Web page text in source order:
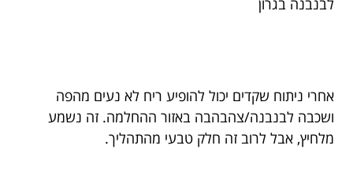
לבנבנה בגרון
אחרי ניתוח שקדים יכול להופיע ריח לא נעים מהפה
ושכבה לבנבנה/צהבהבה באזור ההחלמה. זה נשמע
מלחיץ, אבל לרוב זה חלק טבעי מהתהליך.